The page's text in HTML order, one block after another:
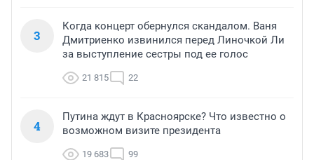
3
Когда концерт обернулся скандалом. Ваня
Дмитриенко извинился перед Линочкой Ли
за выступление сестры под ее голос
21 815 22
4
Путина ждут в Красноярске? Что известно о
возможном визите президента
19 683 99